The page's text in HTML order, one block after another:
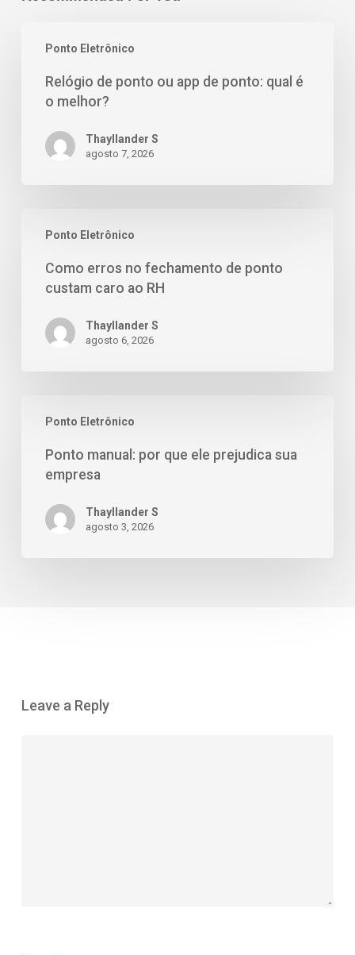
Ponto Eletrônico
Relógio de ponto ou app de ponto: qual é
o melhor?
Thayllander S
agosto 7, 2026
Ponto Eletrônico
Como erros no fechamento de ponto
custam caro ao RH
Thayllander S
agosto 6, 2026
Ponto Eletrônico
Ponto manual: por que ele prejudica sua
empresa
Thayllander S
agosto 3, 2026
Leave a Reply